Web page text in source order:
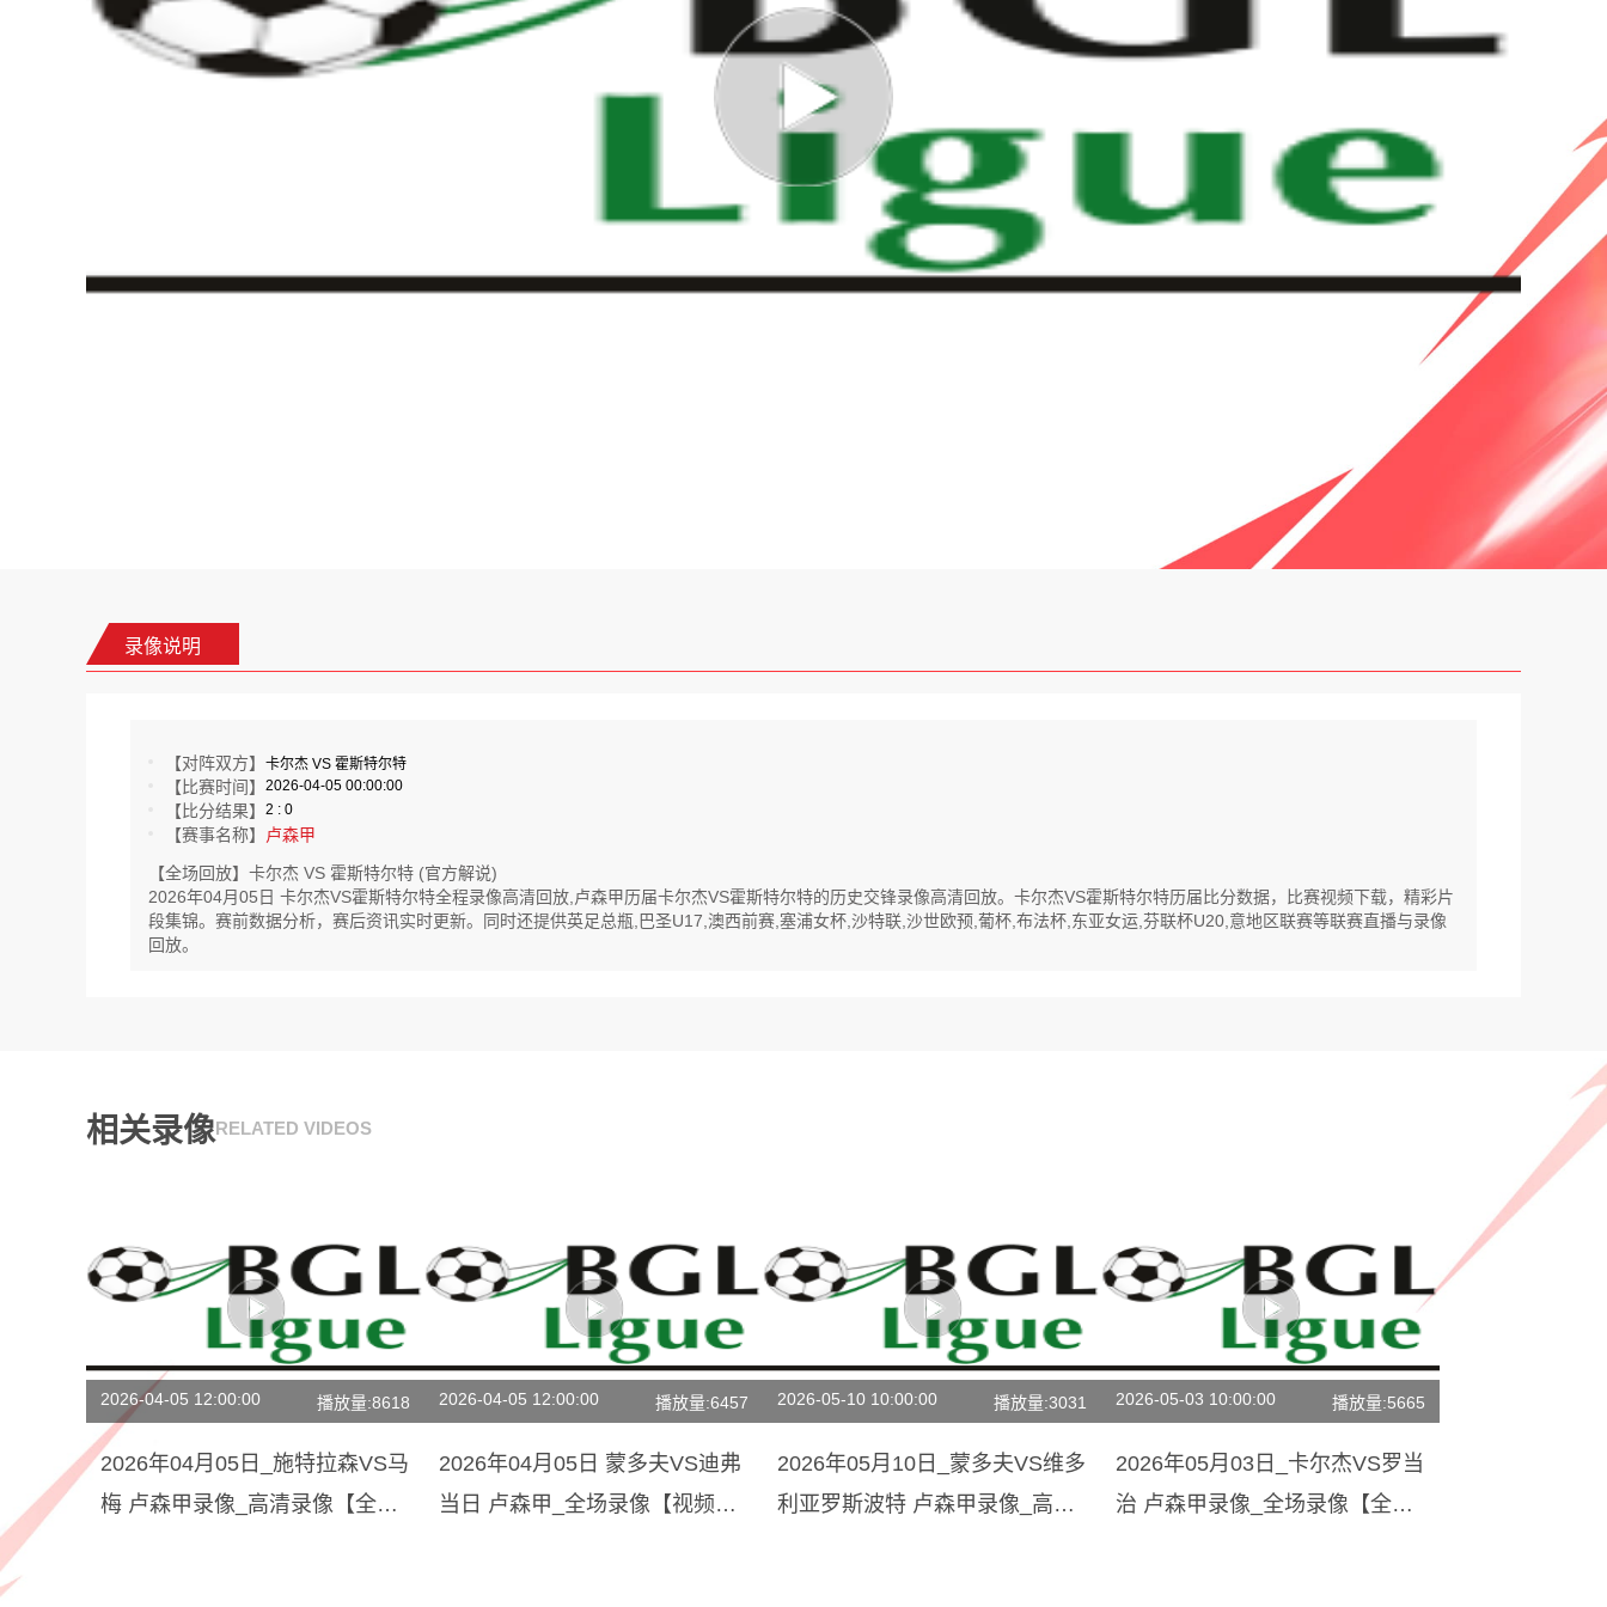
录像说明
【对阵双方】 卡尔杰 VS 霍斯特尔特
【比赛时间】 2026-04-05 00:00:00
【比分结果】 2 : 0
【赛事名称】
卢森甲
【全场回放】卡尔杰 VS 霍斯特尔特 (官方解说)
2026年04月05日 卡尔杰VS霍斯特尔特全程录像高清回放,卢森甲历届卡尔杰VS霍斯特尔特的历史交锋录像高清回放。卡尔杰VS霍斯特尔特历届比分数据，比赛视频下载，精彩片
段集锦。赛前数据分析，赛后资讯实时更新。同时还提供英足总瓶,巴圣U17,澳西前赛,塞浦女杯,沙特联,沙世欧预,葡杯,布法杯,东亚女运,芬联杯U20,意地区联赛等联赛直播与录像
回放。
相关录像RELATED VIDEOS
2026-04-05 12:00:00 播放量:8618
2026年04月05日_施特拉森VS马
梅 卢森甲录像_高清录像【全场
2026-04-05 12:00:00 播放量:6457
2026年04月05日 蒙多夫VS迪弗
当日 卢森甲_全场录像【视频集
2026-05-10 10:00:00 播放量:3031
2026年05月10日_蒙多夫VS维多
利亚罗斯波特 卢森甲录像_高清
2026-05-03 10:00:00 播放量:5665
2026年05月03日_卡尔杰VS罗当
治 卢森甲录像_全场录像【全场